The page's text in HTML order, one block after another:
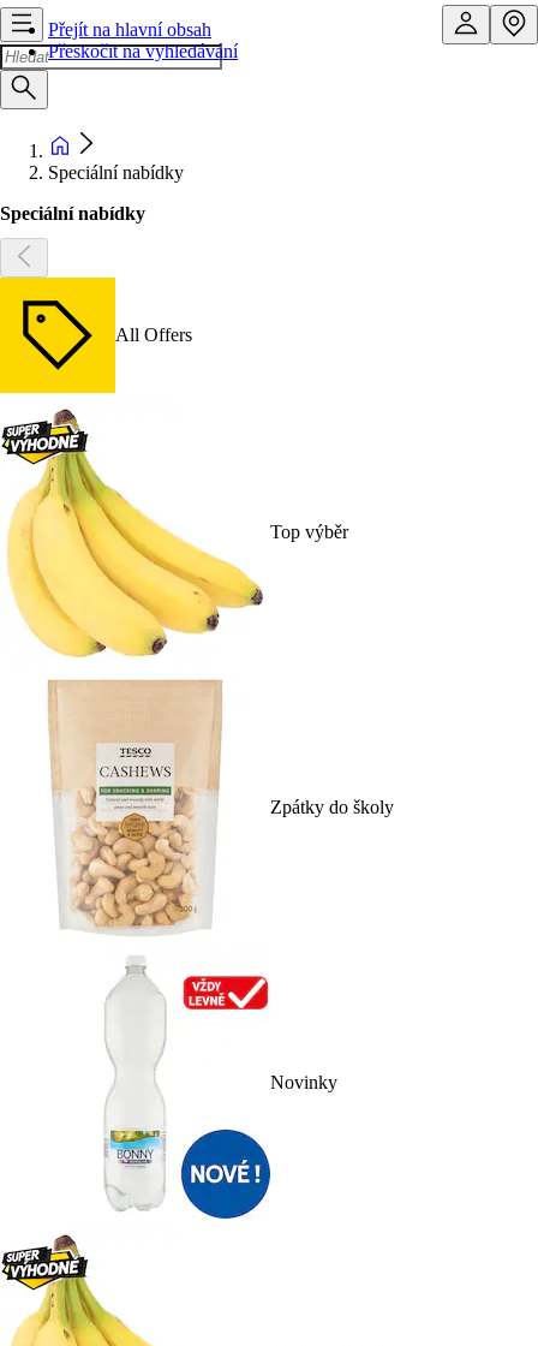
Přejít na hlavní obsah
Přeskočit na vyhledávání
Speciální nabídky
Speciální nabídky
All Offers
Top výběr
Zpátky do školy
Novinky